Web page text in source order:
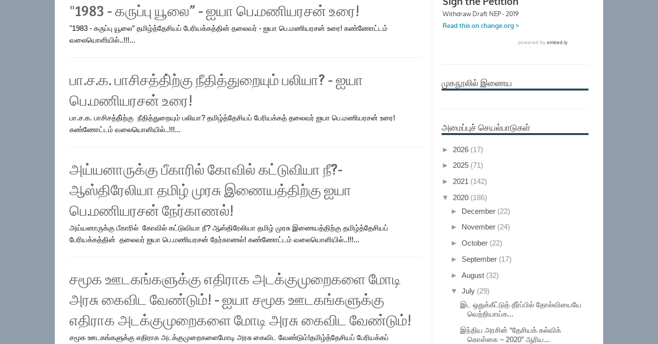
"1983 - கருப்பு யூலை” - ஐயா பெ.மணியரசன் உரை!
"1983 - கருப்பு யூலை” தமிழ்த்தேசியப் பேரியக்கத்தின் தலைவர் - ஐயா பெ.மணியரசன் உரை! கண்ணோட்டம்
வலையொளியில்..!!!...
பா.ச.க. பாசிசத்தி்ற்கு நீதித்துறையும் பலியா? - ஐயா
பெ.மணியரசன் உரை!
பா.ச.க. பாசிசத்தி்ற்கு நீதித்துறையும் பலியா? தமிழ்த்தேசியப் பேரியக்கத் தலைவர் ஐயா பெ.மணியரசன் உரை!
கண்ணோட்டம் வலையொளியில்..!!!...
அய்யனாருக்கு பீகாரில் கோவில் கட்டுவியா நீ?-
ஆஸ்திரேலியா தமிழ் முரசு இணையத்திற்கு ஐயா
பெ.மணியரசன் நேர்காணல்!
அய்யனாருக்கு பீகாரில் கோவில் கட்டுவியா நீ? ஆஸ்திரேலியா தமிழ் முரசு இணையத்திற்கு தமிழ்த்தேசியப்
பேரியக்கத்தின் தலைவர் ஐயா பெ.மணியரசன் நேர்காணல்! கண்ணோட்டம் வலையொளியில்..!!!...
சமூக ஊடகங்களுக்கு எதிராக அடக்குமுறைகளை மோடி
அரசு கைவிட வேண்டும்! - ஐயா சமூக ஊடகங்களுக்கு
எதிராக அடக்குமுறைகளை மோடி அரசு கைவிட வேண்டும்!
சமூக ஊடகங்களுக்கு எதிராக அடக்குமுறைகளைமோடி அரசு கைவிட வேண்டும்!தமிழ்த்தேசியப் பேரியக்கப்
முகநூலில் இணைய
அமைப்புச் செயல்பாடுகள்
► 2026 (17)
► 2025 (71)
► 2021 (142)
▼ 2020 (186)
► December (22)
► November (24)
► October (22)
► September (17)
► August (32)
▼ July (29)
இட ஒதுக்கீட்டுத் தீர்ப்பில் தோல்வியையே
வெற்றியாய்க...
இந்திய அரசின் “தேசியக் கல்விக்
கொள்கை – 2020” ஆரிய...